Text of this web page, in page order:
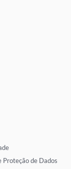
Proteção de Dados